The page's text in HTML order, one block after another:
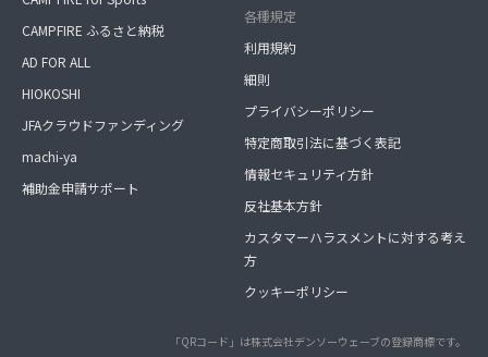
CAMPFIRE ふるさと納税
AD FOR ALL
HIOKOSHI
JFAクラウドファンディング
machi-ya
補助金申請サポート
各種規定
利用規約
細則
プライバシーポリシー
特定商取引法に基づく表記
情報セキュリティ方針
反社基本方針
カスタマーハラスメントに対する考え
方
クッキーポリシー
「QRコード」は株式会社デンソーウェーブの登録商標です。